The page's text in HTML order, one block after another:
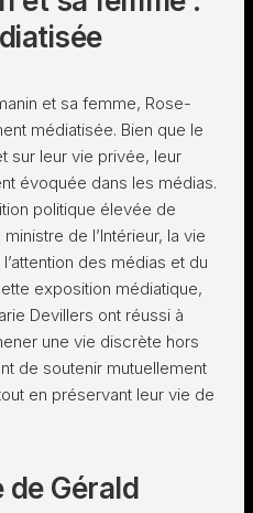
et sa femme, Rose-
médiatisée. Bien que le
sur leur vie privée, leur
évoquée dans les médias.
politique élevée de
de l’Intérieur, la vie
des médias et du
exposition médiatique,
Devillers ont réussi à
une vie discrète hors
de soutenir mutuellement
en préservant leur vie de
de Gérald